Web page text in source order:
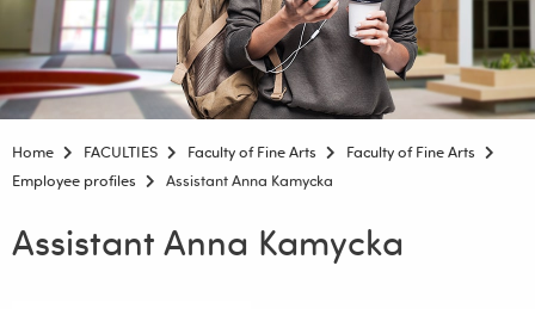
Home FACULTIES Faculty of Fine Arts
Faculty of Fine Arts
Employee profiles
Assistant Anna Kamycka
Assistant Anna Kamycka